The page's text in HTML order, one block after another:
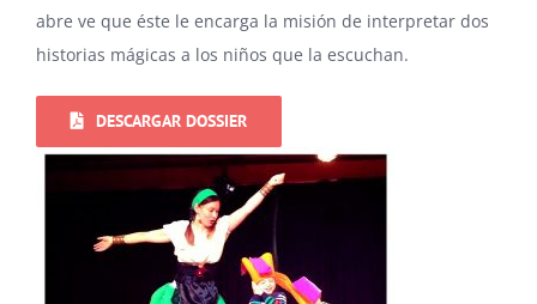
abre ve que éste le encarga la misión de interpretar dos
historias mágicas a los niños que la escuchan.
DESCARGAR DOSSIER